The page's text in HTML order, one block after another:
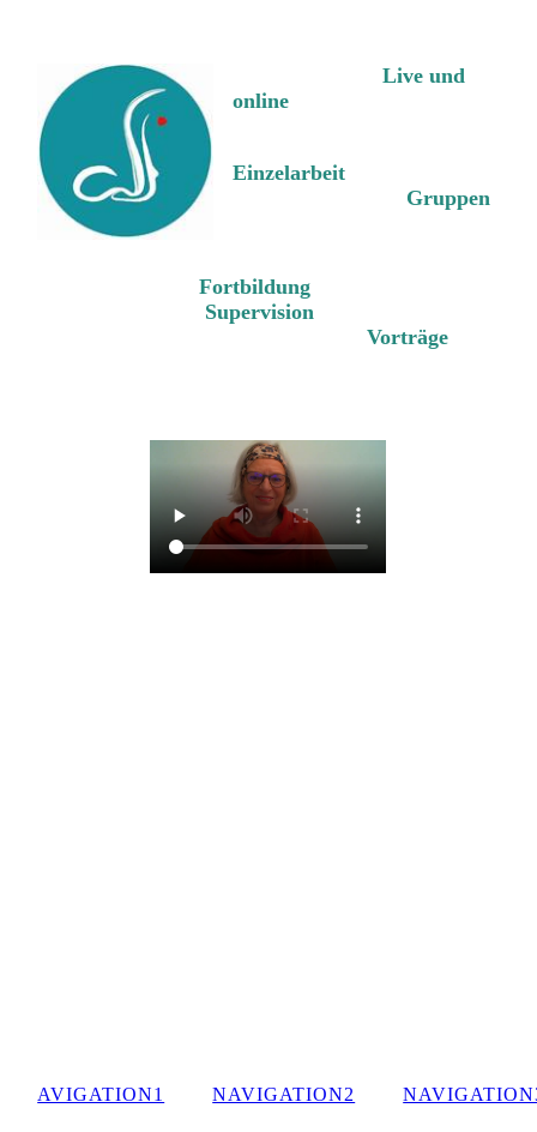
Live und
online
Einzelarbeit
Gruppen
Fortbildung
Supervision
Vorträge
AVIGATION1 NAVIGATION2